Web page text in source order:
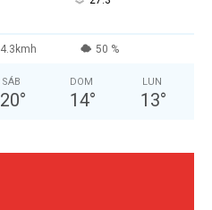
4.3kmh 50 %
SÁB
20°
DOM
14°
LUN
13°